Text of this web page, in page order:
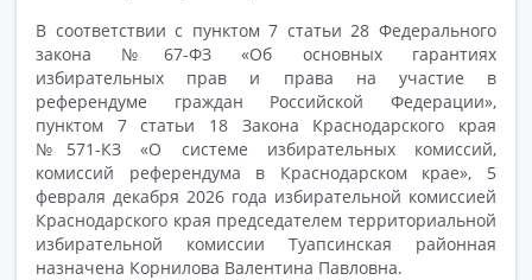
В соответствии с пунктом 7 статьи 28 Федерального
закона №67-ФЗ «Об основных гарантиях
избирательных прав и права на участие в
референдуме граждан Российской Федерации»,
пунктом 7 статьи 18 Закона Краснодарского края
№571-КЗ «О системе избирательных комиссий,
комиссий референдума в Краснодарском крае», 5
февраля декабря 2026 года избирательной комиссией
Краснодарского края председателем территориальной
избирательной комиссии Туапсинская районная
назначена Корнилова Валентина Павловна.